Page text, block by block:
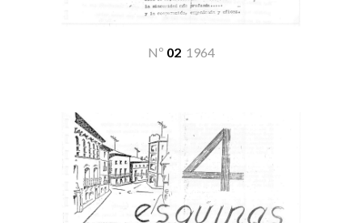
Nº 021964